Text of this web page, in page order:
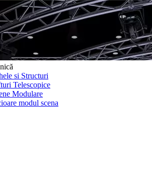
si Structuri
Telescopice
Modulare
modul scena